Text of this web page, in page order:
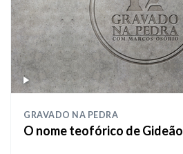
GRAVADO NA PEDRA
O nome teofórico de Gideão